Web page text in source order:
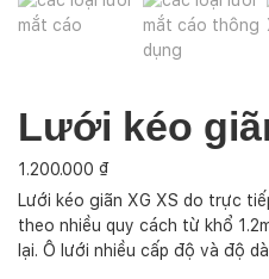
Lưới kéo
1.200.000 ₫
Lưới kéo giãn XG XS do trực
theo nhiều quy cách từ khổ
lại. Ô lưới nhiều cấp độ và độ